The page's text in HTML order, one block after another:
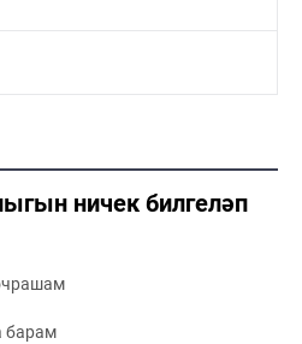
ничек билгеләп
барам